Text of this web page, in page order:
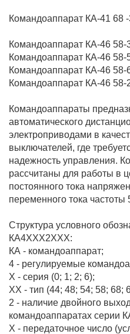
Командоаппарат КА-41 68
Командоаппарат КА-46 58-
Командоаппарат КА-46 58-
Командоаппарат КА-46 58-
Командоаппарат КА-46 58-
Командоаппараты
автоматического
электроприводами в
выключателей, где
надежность управления.
рассчитаны для работы в
постоянного тока
переменного тока частоты
Структура условного
КА4ХХХ2ХХХ:
КА - командоаппарат;
4 - регулируемые
Х - серия (0; 1; 2; 6);
ХХ - тип (44; 48; 54; 58; 68;
2 - наличие двойного
командоаппаратах серии
Х - передаточное число